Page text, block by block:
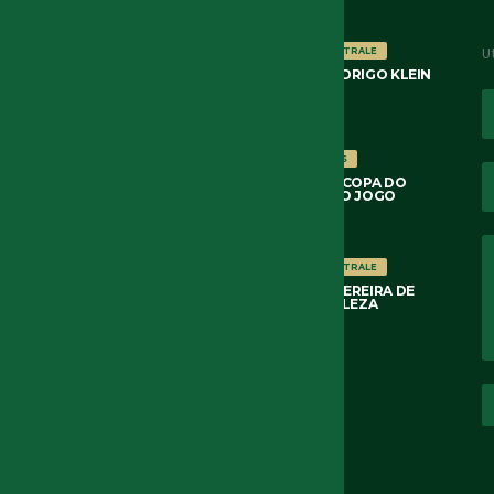
OSSERVATORIO ARBITRALE
ARBITRAGEM DE RAFAEL RODRIGO KLEIN
NOTÍCIAS
FORTALEZA 3×2 PALMEIRAS COPA DO
BRASIL 2026 8AS DE FINAL 2O JOGO
OSSERVATORIO ARBITRALE
ARBITRAGEM DE RODRIGO PEREIRA DE
LIMA PALMEIRAS 3×0 FORTALEZA